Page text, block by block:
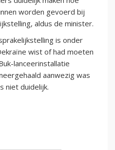
worden gevoerd bij
aldus de minister.
is onder
wist of had moeten
lanceerinstallatie
aanwezig was
niet duidelijk.